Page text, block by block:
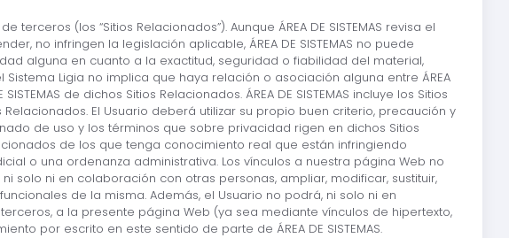
(los “Sitios Relacionados”). Aunque ÁREA DE SISTEMAS revisa el
no infringen la legislación aplicable, ÁREA DE SISTEMAS no puede
alguna en cuanto a la exactitud, seguridad o fiabilidad del material,
Ligia no implica que haya relación o asociación alguna entre ÁREA
de dichos Sitios Relacionados. ÁREA DE SISTEMAS incluye los Sitios
El Usuario deberá utilizar su propio buen criterio, precaución y
de uso y los términos que sobre privacidad rigen en dichos Sitios
de los que tenga conocimiento real que están infringiendo
o una ordenanza administrativa. Los vínculos a nuestra página Web no
ni solo ni en colaboración con otras personas, ampliar, modificar, sustituir,
de la misma. Además, el Usuario no podrá, ni solo ni en
a la presente página Web (ya sea mediante vínculos de hipertexto,
por escrito en este sentido de parte de ÁREA DE SISTEMAS.